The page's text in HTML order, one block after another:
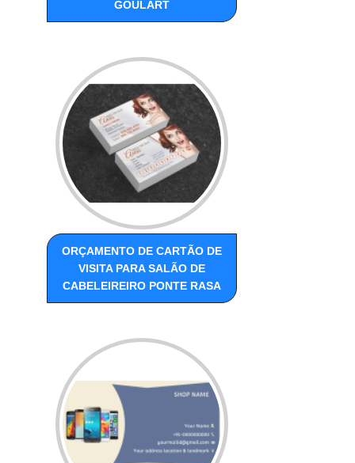
GOULART
ORÇAMENTO DE CARTÃO DE
VISITA PARA SALÃO DE
CABELEIREIRO PONTE RASA